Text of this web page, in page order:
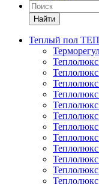
Найти
Теплый пол
Теплолюкс